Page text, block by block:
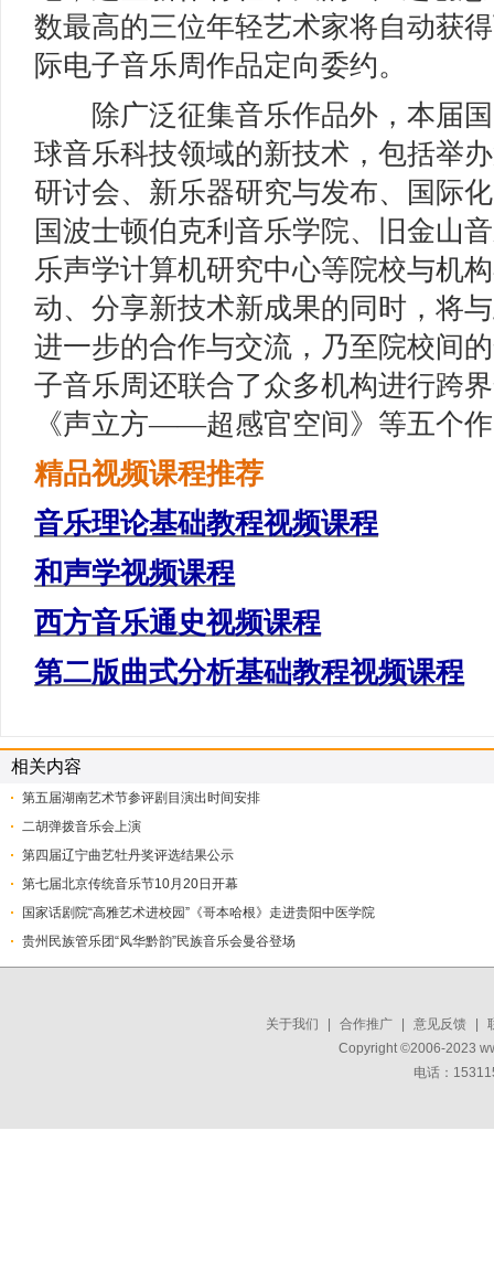
数最高的三位年轻艺术家将自动获
际电子音乐周作品定向委约。
除广泛征集音乐作品外，本届国
球音乐科技领域的新技术，包括举
研讨会、新乐器研究与发布、国际
国波士顿伯克利音乐学院、旧金山
乐声学计算机研究中心等院校与机
动、分享新技术新成果的同时，将
进一步的合作与交流，乃至院校间
子音乐周还联合了众多机构进行跨
《声立方——超感官空间》等五个
精品视频课程推荐
音乐理论基础教程视频课程
和声学视频课程
西方音乐通史视频课程
第二版曲式分析基础教程视频课程
相关内容
第五届湖南艺术节参评剧目演出时间安排
二胡弹拨音乐会上演
第四届辽宁曲艺牡丹奖评选结果公示
第七届北京传统音乐节10月20日开幕
国家话剧院“高雅艺术进校园”《哥本哈根》走进贵阳中医学院
贵州民族管乐团“风华黔韵”民族音乐会曼谷登场
关于我们 合作推广 意见反馈
Copyright ©2006-2023
电话：